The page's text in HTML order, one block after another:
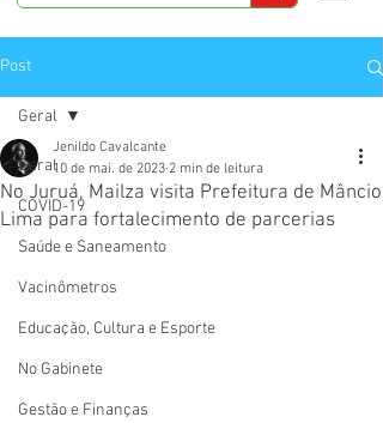
Post
Geral
COVID-19
Saúde e Saneamento
Vacinômetros
Educação, Cultura e Esporte
No Gabinete
Gestão e Finanças
Geral
No Juruá, Mailza visita Prefeitura de Mâncio
Lima para fortalecimento de parcerias
Jenildo Cavalcante
10 de mai. de 2023 2 min de leitura